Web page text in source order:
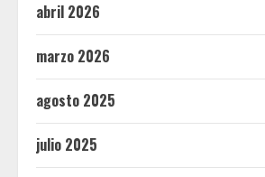
abril 2026
marzo 2026
agosto 2025
julio 2025